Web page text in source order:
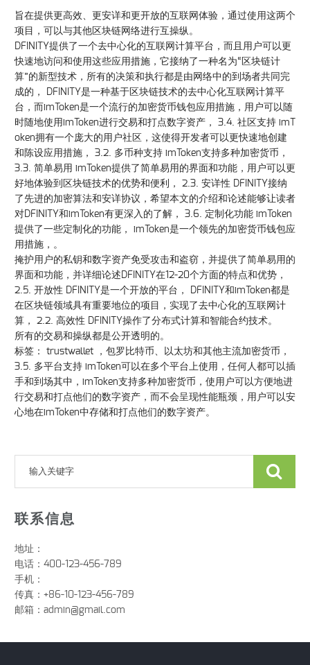
旨在提供更高效、更安详和更开放的互联网体验，通过使用这两个
项目，可以与其他区块链网络进行互操纵。
DFINITY提供了一个去中心化的互联网计算平台，而且用户可以更
快速地访问和使用这些应用措施，它接纳了一种名为“区块链计
算”的新型技术，所有的决策和执行都是由网络中的到场者共同完
成的， DFINITY是一种基于区块链技术的去中心化互联网计算平
台，而imToken是一个流行的加密货币钱包应用措施，用户可以随
时随地使用imToken进行交易和打点数字资产， 3.4. 社区支持 imT
oken拥有一个庞大的用户社区，这使得开发者可以更快速地创建
和陈设应用措施， 3.2. 多币种支持 imToken支持多种加密货币，
3.3. 简单易用 imToken提供了简单易用的界面和功能，用户可以更
好地体验到区块链技术的优势和便利， 2.3. 安详性 DFINITY接纳
了先进的加密算法和安详协议，希望本文的介绍和论述能够让读者
对DFINITY和imToken有更深入的了解， 3.6. 定制化功能 imToken
提供了一些定制化的功能， imToken是一个领先的加密货币钱包应
用措施，。
掩护用户的私钥和数字资产免受攻击和盗窃，并提供了简单易用的
界面和功能，并详细论述DFINITY在12-20个方面的特点和优势，
2.5. 开放性 DFINITY是一个开放的平台， DFINITY和imToken都是
在区块链领域具有重要地位的项目，实现了去中心化的互联网计
算， 2.2. 高效性 DFINITY操作了分布式计算和智能合约技术。
所有的交易和操纵都是公开透明的。
标签： trustwallet ，包罗比特币、以太坊和其他主流加密货币，
3.5. 多平台支持 imToken可以在多个平台上使用，任何人都可以插
手和到场其中，imToken支持多种加密货币，使用户可以方便地进
行交易和打点他们的数字资产，而不会呈现性能瓶颈，用户可以安
心地在imToken中存储和打点他们的数字资产。
联系信息
地址：
电话：400-123-456-789
手机：
传真：+86-10-123-456-789
邮箱： admin@gmail.com